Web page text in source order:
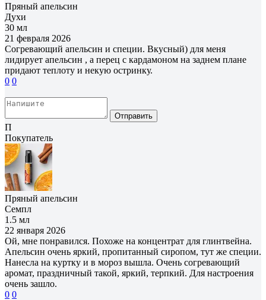
Пряный апельсин
Духи
30 мл
21 февраля 2026
Согревающий апельсин и специи. Вкусный) для меня
лидирует апельсин , а перец с кардамоном на заднем плане
придают теплоту и некую остринку.
0 0
Отправить
П
Покупатель
Пряный апельсин
Семпл
1.5 мл
22 января 2026
Ой, мне понравился. Похоже на концентрат для глинтвейна.
Апельсин очень яркий, пропитанный сиропом, тут же специи.
Нанесла на куртку и в мороз вышла. Очень согревающий
аромат, праздничный такой, яркий, терпкий. Для настроения
очень зашло.
0 0